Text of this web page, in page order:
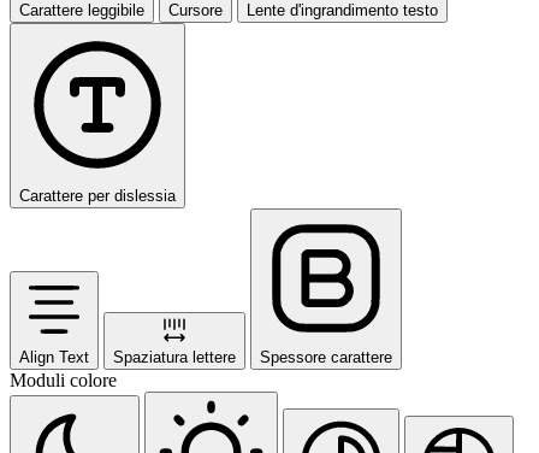
Carattere leggibile Cursore Lente d'ingrandimento testo
Carattere per dislessia
Align Text Spaziatura lettere Spessore carattere
Moduli colore